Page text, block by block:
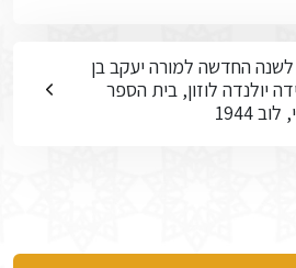
לשנה החדשה למורה יעקב בן
יולנדה לוזון, בית הספר
1944